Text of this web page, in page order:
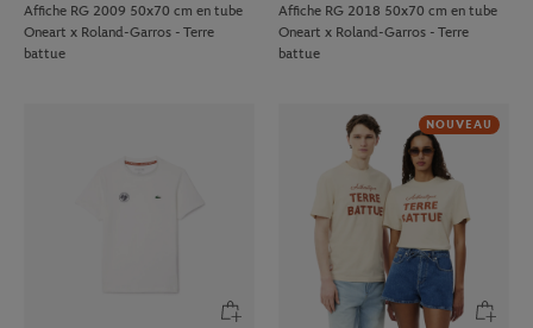
Affiche RG 2009 50x70 cm en tube
Oneart x Roland-Garros - Terre
battue
Affiche RG 2018 50x70 cm en tube
Oneart x Roland-Garros - Terre
battue
NOUVEAU